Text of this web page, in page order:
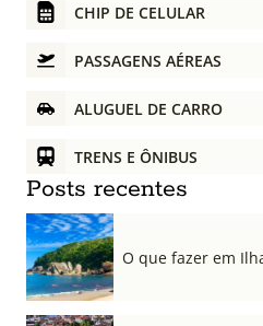
CHIP DE CELULAR
PASSAGENS AÉREAS
ALUGUEL DE CARRO
TRENS E ÔNIBUS
Posts recentes
O que fazer em